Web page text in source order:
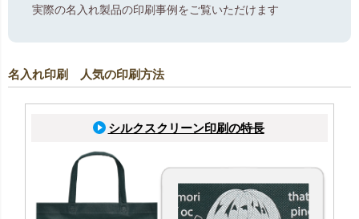
実際の名入れ製品の印刷事例をご覧いただけます
名入れ印刷 人気の印刷方法
シルクスクリーン印刷の特長